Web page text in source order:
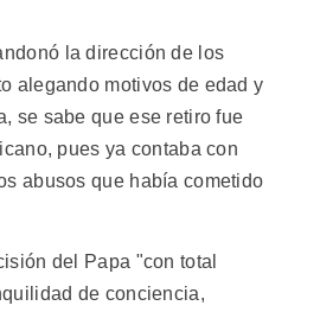
la dirección de los
alegando motivos de edad y
se sabe que ese retiro fue
pues ya contaba con
abusos que había cometido
del Papa "con total
de conciencia,